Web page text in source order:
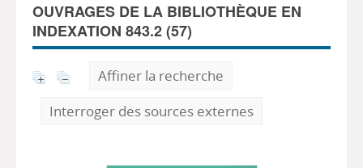
OUVRAGES DE LA BIBLIOTHÈQUE EN
INDEXATION 843.2 (57)
Affiner la recherche
Interroger des sources externes